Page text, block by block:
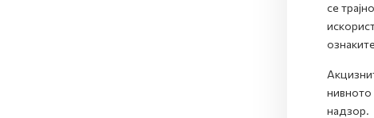
се
нивното
надзор.